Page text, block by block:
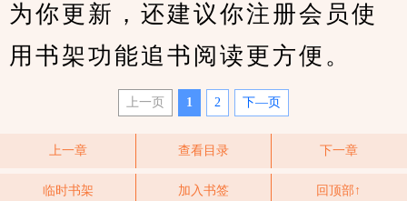
为你更新，还建议你注册会员使
用书架功能追书阅读更方便。
上一页 1 2 下—页
上一章 查看目录 下一章
临时书架 加入书签 回顶部↑